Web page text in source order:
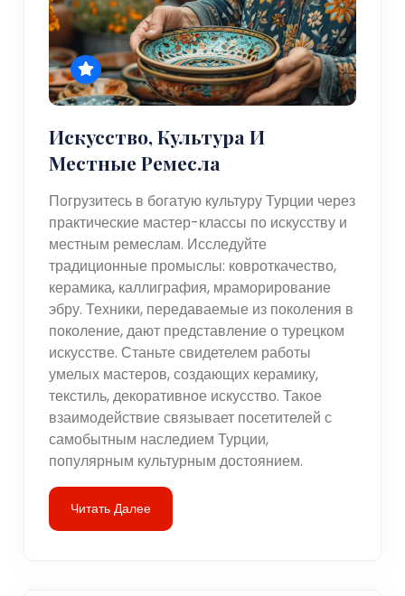
Искусство, Культура И
Местные Ремесла
Погрузитесь в богатую культуру Турции через
практические мастер-классы по искусству и
местным ремеслам. Исследуйте
традиционные промыслы: ковроткачество,
керамика, каллиграфия, мраморирование
эбру. Техники, передаваемые из поколения в
поколение, дают представление о турецком
искусстве. Станьте свидетелем работы
умелых мастеров, создающих керамику,
текстиль, декоративное искусство. Такое
взаимодействие связывает посетителей с
самобытным наследием Турции,
популярным культурным достоянием.
Читать Далее